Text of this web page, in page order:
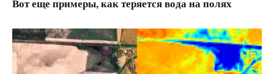
Вот еще примеры, как теряется вода на полях